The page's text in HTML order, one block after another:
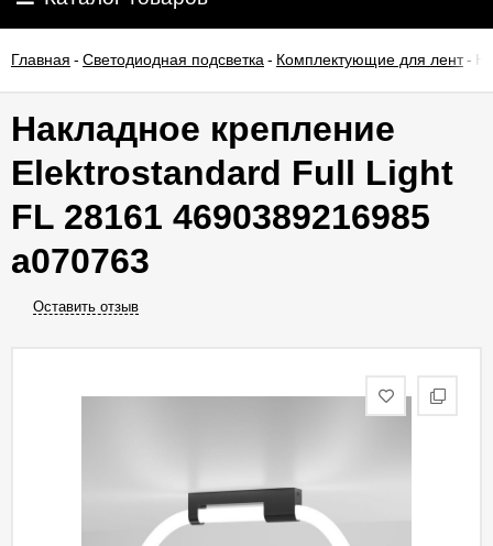
О
Главная - Светодиодная подсветка - Комплектующие для лент-
Накладное крепление
Elektrostandard Full Light
FL 28161 4690389216985
a070763
Оставить отзыв